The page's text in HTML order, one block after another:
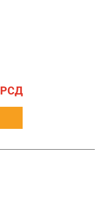
РСД